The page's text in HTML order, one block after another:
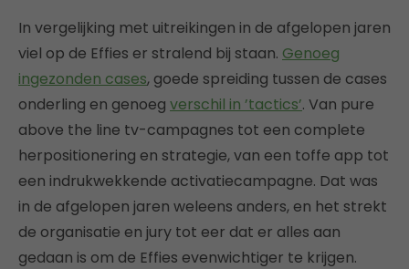
In vergelijking met uitreikingen in de afgelopen jaren
viel op de Effies er stralend bij staan. Genoeg
ingezonden cases, goede spreiding tussen de cases
onderling en genoeg verschil in ’tactics’. Van pure
above the line tv-campagnes tot een complete
herpositionering en strategie, van een toffe app tot
een indrukwekkende activatiecampagne. Dat was
in de afgelopen jaren weleens anders, en het strekt
de organisatie en jury tot eer dat er alles aan
gedaan is om de Effies evenwichtiger te krijgen.